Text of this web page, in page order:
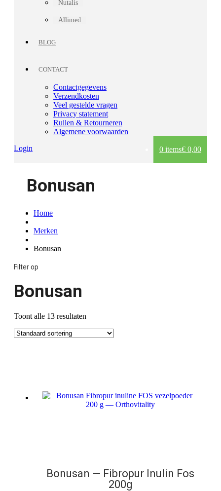
Nutalis
Allimed
BLOG
CONTACT
Contactgegevens
Verzendkosten
Veel gestelde vragen
Privacy statement
Ruilen & Retourneren
Algemene voorwaarden
0 items€ 0,00
Login
Bonusan
Home
Merken
Bonusan
Filter op
Bonusan
Toont alle 13 resultaten
Bonusan — Fibropur Inulin Fos
200g